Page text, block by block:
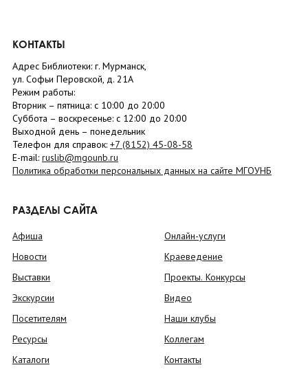
КОНТАКТЫ
Адрес Библиотеки: г. Мурманск,
ул. Софьи Перовской, д. 21А
Режим работы:
Вторник – пятница: с 10:00 до 20:00
Суббота – воскресенье: c 12:00 до 20:00
Выходной день – понедельник
Телефон для справок: +7 (8152) 45-08-58
E-mail: ruslib@mgounb.ru
Политика обработки персональных данных на сайте МГОУНБ
РАЗДЕЛЫ САЙТА
Афиша
Новости
Выставки
Экскурсии
Посетителям
Ресурсы
Каталоги
Онлайн-услуги
Краеведение
Проекты. Конкурсы
Видео
Наши клубы
Коллегам
Контакты